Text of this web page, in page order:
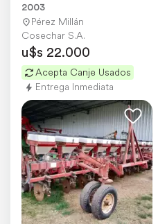
2003
Pérez Millán
Cosechar S.A.
u$s 22.000
Acepta Canje Usados
Entrega Inmediata